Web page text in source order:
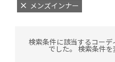
メンズインナー
検索条件に該当するコー
でした。 検索条件を